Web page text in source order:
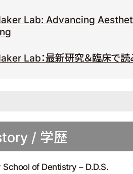
Lab: Advancing
Lab：最新研究＆臨床で読
/ 学歴
of Dentistry – D.D.S.